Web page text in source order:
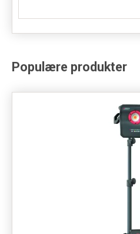
Populære produkter